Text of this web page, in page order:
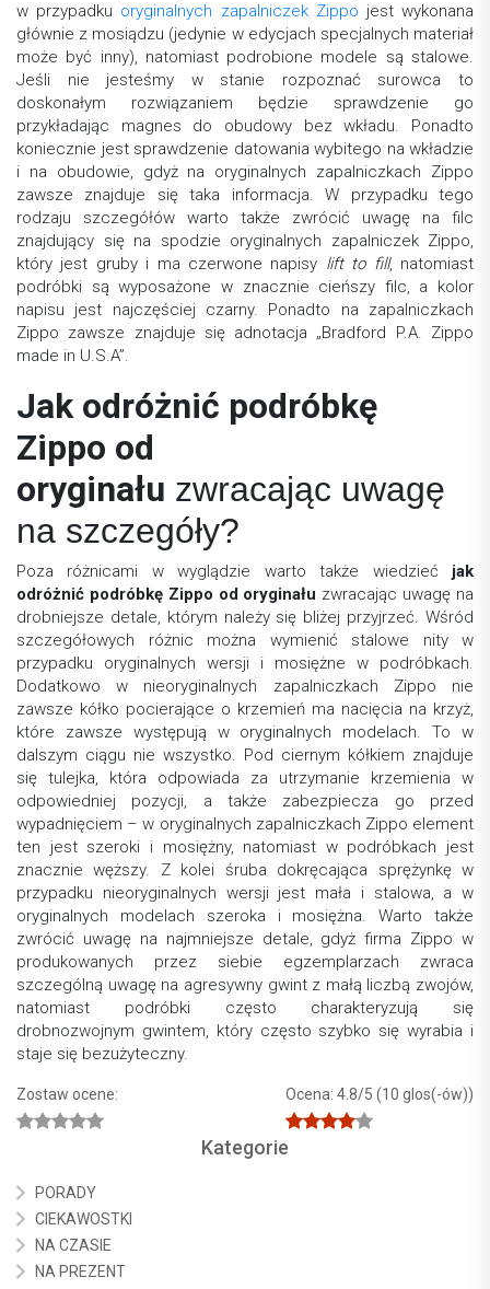
w przypadku oryginalnych zapalniczek Zippo jest wykonana
głównie z mosiądzu (jedynie w edycjach specjalnych materiał
może być inny), natomiast podrobione modele są stalowe.
Jeśli nie jesteśmy w stanie rozpoznać surowca to
doskonałym rozwiązaniem będzie sprawdzenie go
przykładając magnes do obudowy bez wkładu. Ponadto
koniecznie jest sprawdzenie datowania wybitego na wkładzie
i na obudowie, gdyż na oryginalnych zapalniczkach Zippo
zawsze znajduje się taka informacja. W przypadku tego
rodzaju szczegółów warto także zwrócić uwagę na filc
znajdujący się na spodzie oryginalnych zapalniczek Zippo,
który jest gruby i ma czerwone napisy lift to fill, natomiast
podróbki są wyposażone w znacznie cieńszy filc, a kolor
napisu jest najczęściej czarny. Ponadto na zapalniczkach
Zippo zawsze znajduje się adnotacja „Bradford P.A. Zippo
made in U.S.A”.
Jak odróżnić podróbkę
Zippo od
oryginału zwracając uwagę
na szczegóły?
Poza różnicami w wyglądzie warto także wiedzieć jak
odróżnić podróbkę Zippo od oryginału zwracając uwagę na
drobniejsze detale, którym należy się bliżej przyjrzeć. Wśród
szczegółowych różnic można wymienić stalowe nity w
przypadku oryginalnych wersji i mosiężne w podróbkach.
Dodatkowo w nieoryginalnych zapalniczkach Zippo nie
zawsze kółko pocierające o krzemień ma nacięcia na krzyż,
które zawsze występują w oryginalnych modelach. To w
dalszym ciągu nie wszystko. Pod ciernym kółkiem znajduje
się tulejka, która odpowiada za utrzymanie krzemienia w
odpowiedniej pozycji, a także zabezpiecza go przed
wypadnięciem – w oryginalnych zapalniczkach Zippo element
ten jest szeroki i mosiężny, natomiast w podróbkach jest
znacznie węższy. Z kolei śruba dokręcająca sprężynkę w
przypadku nieoryginalnych wersji jest mała i stalowa, a w
oryginalnych modelach szeroka i mosiężna. Warto także
zwrócić uwagę na najmniejsze detale, gdyż firma Zippo w
produkowanych przez siebie egzemplarzach zwraca
szczególną uwagę na agresywny gwint z małą liczbą zwojów,
natomiast podróbki często charakteryzują się
drobnozwojnym gwintem, który często szybko się wyrabia i
staje się bezużyteczny.
Zostaw ocene: Ocena: 4.8/5 (10 glos(-ów))
Kategorie
PORADY
CIEKAWOSTKI
NA CZASIE
NA PREZENT